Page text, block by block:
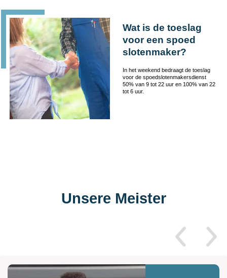
Wat is de toeslag
voor een spoed
slotenmaker?
In het weekend bedraagt de toeslag
voor de spoedslotenmakersdienst
50% van 9 tot 22 uur en 100% van 22
tot 6 uur.
Unsere Meister